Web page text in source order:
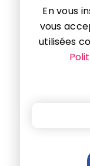
En vous
vous
utilisées